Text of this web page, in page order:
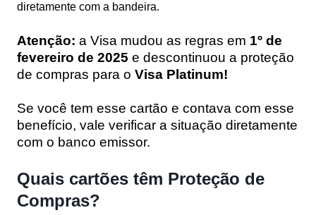
diretamente com a bandeira.
Atenção: a Visa mudou as regras em 1º de
fevereiro de 2025 e descontinuou a proteção
de compras para o Visa Platinum!
Se você tem esse cartão e contava com esse
benefício, vale verificar a situação diretamente
com o banco emissor.
Quais cartões têm Proteção de
Compras?